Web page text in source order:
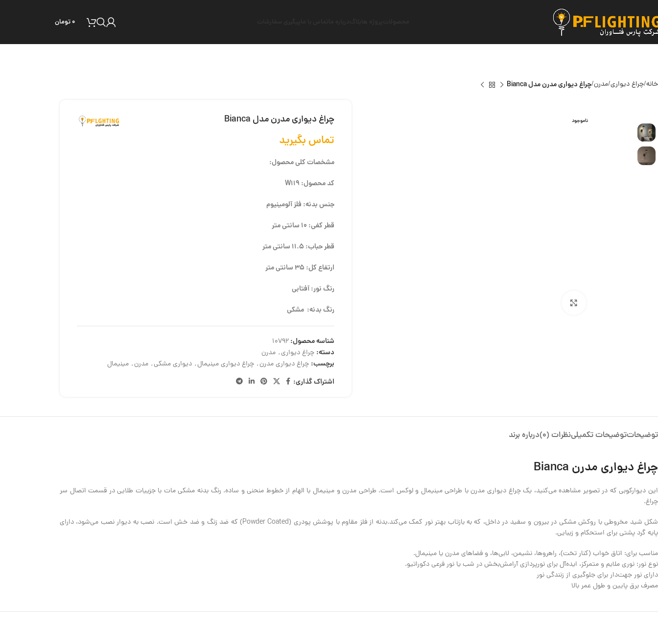
۰تومان
خانه چراغ دیواری مدرن چراغ دیواری مدرن مدل Bianca
ناموجود چراغ دیواری مدرن مدل Bianca
تماس بگیرید
مشخصات کلی محصول:
کد محصول: W119
جنس بدنه: فلز آلومینیوم
قطر کفی: 10 سانتی متر
قطر حباب: 11.5 سانتی متر
ارتفاع کل: 35 سانتی متر
رنگ نور: آفتابی
رنگ بدنه: مشکی
شناسه محصول:10792
دسته: چراغ دیواری, مدرن
برچسب: چراغ دیواری مدرن, چراغ دیواری مینیمال, دیواری مشکی, مدرن, مینیمال
اشتراک گذاری:
توضیحاتتوضیحات تکمیلینظرات (0) درباره برند
چراغ دیواری مدرن Bianca
این دیوارکوبی که در تصویر مشاهده می‌کنید، یک چراغ دیواری مدرن با طراحی مینیمال و لوکس است. طراحی مدرن و مینیمال با الهام از خطوط منحنی و ساده. رنگ بدنه مشکی مات با جزییات طلایی در قسمت اتصال سر
چراغ.
شکل شید مخروطی با روکش مشکی در بیرون و سفید در داخل، که به بازتاب بهتر نور کمک می‌کند.بدنه از فلز مقاوم با پوشش پودری (Powder Coated) که ضد زنگ و ضد خش است. نصب به دیوار نصب می‌شود، دارای
پایه گرد پشتی برای استحکام و زیبایی.
مناسب برای: اتاق خواب (کنار تخت)، راهروها، نشیمن، لابی‌ها، و فضاهای مدرن یا مینیمال.
نوع نور: نوری ملایم و متمرکز، ایده‌آل برای نورپردازی آرامش‌بخش در شب یا نور فرعی دکوراتیو.
دارای نور جهت‌دار برای جلوگیری از زنندگی نور
مصرف برق پایین و طول عمر بالا